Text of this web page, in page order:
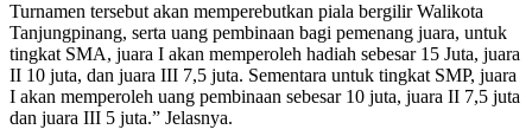
Turnamen tersebut akan memperebutkan piala bergilir Walikota
Tanjungpinang, serta uang pembinaan bagi pemenang juara, untuk
tingkat SMA, juara I akan memperoleh hadiah sebesar 15 Juta, juara
II 10 juta, dan juara III 7,5 juta. Sementara untuk tingkat SMP, juara
I akan memperoleh uang pembinaan sebesar 10 juta, juara II 7,5 juta
dan juara III 5 juta.” Jelasnya.